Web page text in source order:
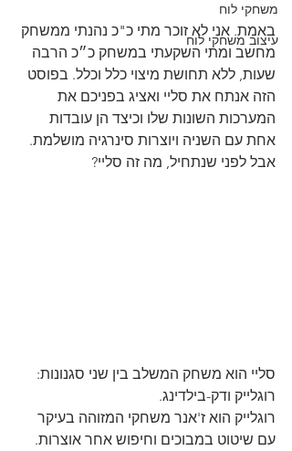
משחקי לוח
עיצוב משחקי לוח
באמת. אני לא זוכר מתי כ"כ נהנתי ממשחק
מחשב ומתי השקעתי במשחק כ״כ הרבה
שעות, ללא תחושת מיצוי כלל וכלל. בפוסט
הזה אנתח את סליי ואציג בפניכם את
המערכות השונות שלו וכיצד הן עובדות
אחת עם השניה ויוצרות סינרגיה מושלמת.
אבל לפני שנתחיל, מה זה סליי?
סליי הוא משחק המשלב בין שני סגנונות:
רוגלייק ודק-בילדינג.
רוגלייק הוא ז'אנר משחקי המזוהה בעיקר
עם שיטוט במבוכים וחיפוש אחר אוצרות.